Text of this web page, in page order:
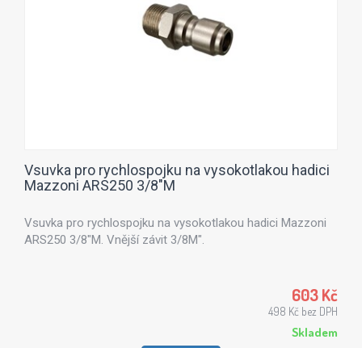
Vsuvka pro rychlospojku na vysokotlakou hadici
Mazzoni ARS250 3/8"M
Vsuvka pro rychlospojku na vysokotlakou hadici Mazzoni
ARS250 3/8"M. Vnější závit 3/8M".
603 Kč
498 Kč bez DPH
Skladem